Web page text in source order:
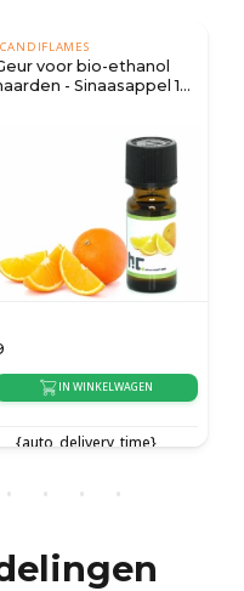
ethanol
10
Geur